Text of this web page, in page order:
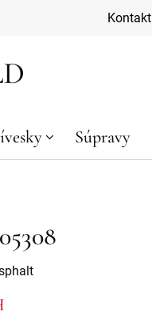
Kontakt
Súpravy